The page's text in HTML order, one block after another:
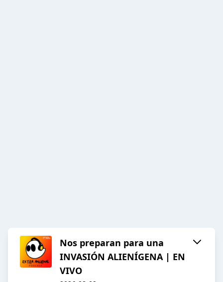
Nos preparan para una
INVASIÓN ALIENÍGENA | EN
VIVO